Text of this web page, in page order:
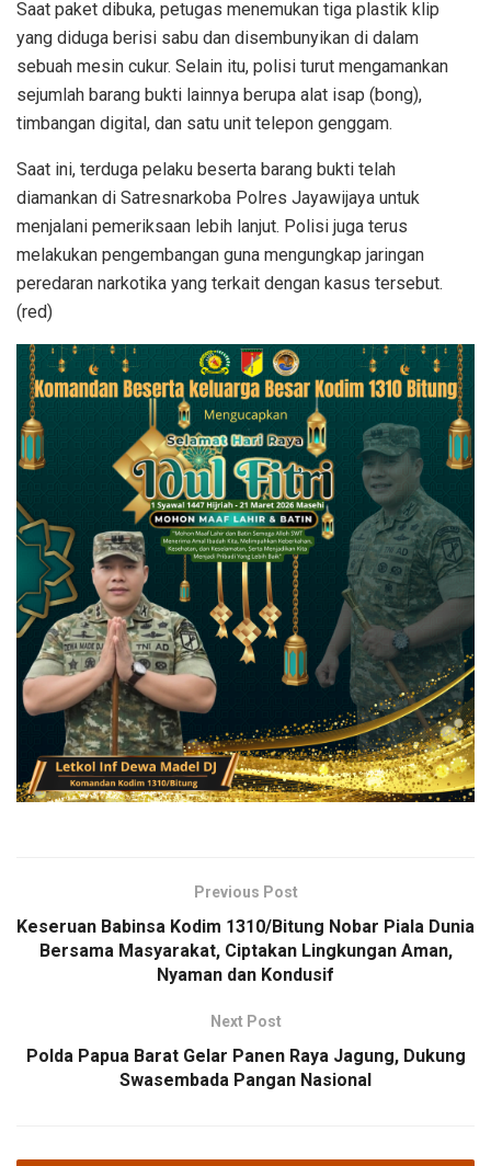
Saat paket dibuka, petugas menemukan tiga plastik klip
yang diduga berisi sabu dan disembunyikan di dalam
sebuah mesin cukur. Selain itu, polisi turut mengamankan
sejumlah barang bukti lainnya berupa alat isap (bong),
timbangan digital, dan satu unit telepon genggam.
Saat ini, terduga pelaku beserta barang bukti telah
diamankan di Satresnarkoba Polres Jayawijaya untuk
menjalani pemeriksaan lebih lanjut. Polisi juga terus
melakukan pengembangan guna mengungkap jaringan
peredaran narkotika yang terkait dengan kasus tersebut.
(red)
Previous Post
Keseruan Babinsa Kodim 1310/Bitung Nobar Piala Dunia
Bersama Masyarakat, Ciptakan Lingkungan Aman,
Nyaman dan Kondusif
Next Post
Polda Papua Barat Gelar Panen Raya Jagung, Dukung
Swasembada Pangan Nasional